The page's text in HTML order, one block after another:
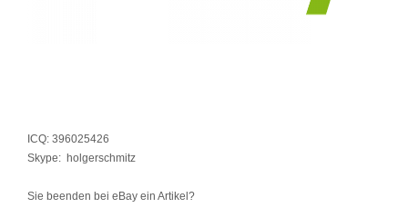
ICQ: 396025426
Skype: holgerschmitz
Sie beenden bei eBay ein Artikel?